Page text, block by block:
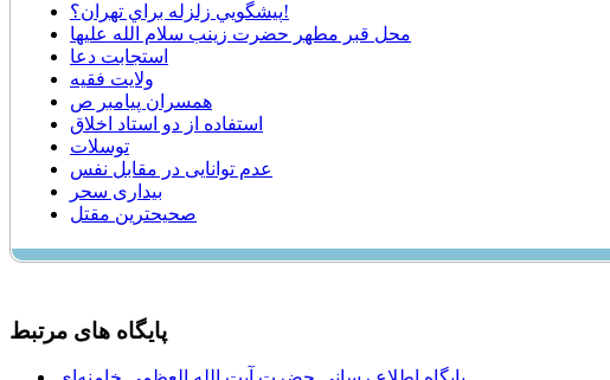
پيشگويي زلزله براي تهران؟!
محل قبر مطهر حضرت زينب سلام الله عليها
استجابت دعا
ولایت فقیه
همسران پیامبر ص
استفاده از دو استاد اخلاق
توسلات
عدم توانایی در مقابل نفس
بیداری سحر
صحیحترین مقتل
پایگاه های مرتبط